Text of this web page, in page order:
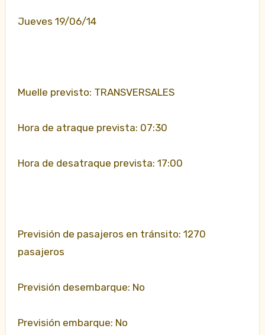
Jueves 19/06/14
Muelle previsto: TRANSVERSALES
Hora de atraque prevista: 07:30
Hora de desatraque prevista: 17:00
Previsión de pasajeros en tránsito: 1270
pasajeros
Previsión desembarque: No
Previsión embarque: No